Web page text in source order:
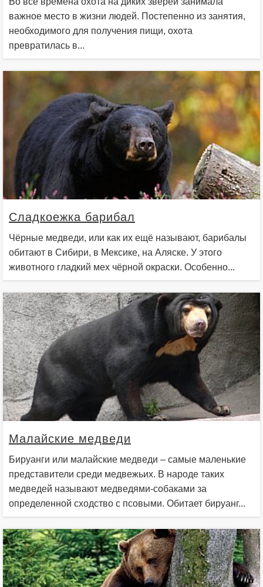
важное место в жизни людей. Постепенно из занятия,
необходимого для получения пищи, охота
превратилась в...
Сладкоежка барибал
Чёрные медведи, или как их ещё называют, барибалы
обитают в Сибири, в Мексике, на Аляске. У этого
животного гладкий мех чёрной окраски. Особенно...
Малайские медведи
Бируанги или малайские медведи – самые маленькие
представители среди медвежьих. В народе таких
медведей называют медведями-собаками за
определенной сходство с псовыми. Обитает бируанг...